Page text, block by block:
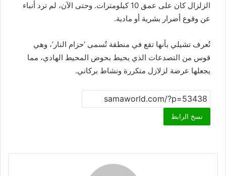
الزلزال كان على عمق 10 كيلومترات. وحتى الآن، لم ترد أنباء
عن وقوع أضرار بشرية أو مادية.
تُعرف تشيلي بأنها تقع في منطقة تُسمى ‘حزام النار’، وهي
قوس من التصدعات الذي يحيط بحوض المحيط الهادي، مما
يجعلها عرضة لزلازل متكررة ونشاط بركاني.
نسخ الرابط